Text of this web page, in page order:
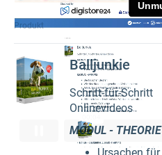
Produkt
Balljunkie
Schritt-für-Schritt
Onlinevideos
MODUL - THEORIE